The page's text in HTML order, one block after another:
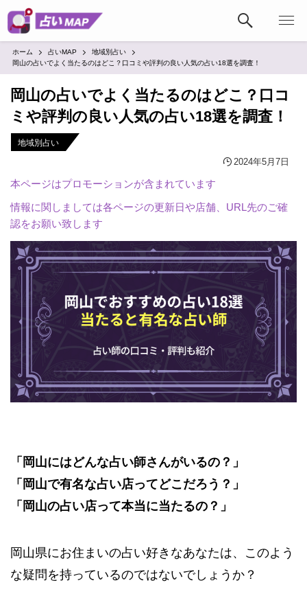
ホーム 占いMAP
地域別占い
岡山の占いでよく当たるのはどこ？口コミや評判の良い人気の占い18選を調査！
岡山の占いでよく当たるのはどこ？口コ
ミや評判の良い人気の占い18選を調査！
地域別占い
2024年5月7日
本ページはプロモーションが含まれています
情報に関しましては各ページの更新日や店舗、URL先のご確
認をお願い致します
「岡山にはどんな占い師さんがいるの？」
「岡山で有名な占い店ってどこだろう？」
「岡山の占い店って本当に当たるの？」
岡山県にお住まいの占い好きなあなたは、このよう
な疑問を持っているのではないでしょうか？